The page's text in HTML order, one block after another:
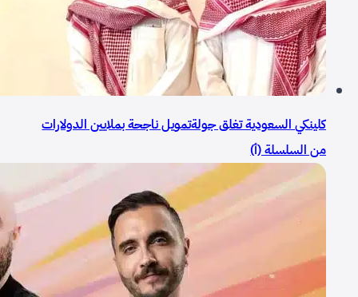
كلينكي السعودية تغلق جولةتمويل ناجحة بملايين الدولارات
من السلسلة (أ)